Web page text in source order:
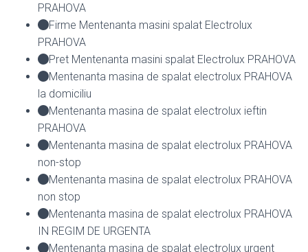
PRAHOVA
Firme Mentenanta masini spalat Electrolux
PRAHOVA
Pret Mentenanta masini spalat Electrolux PRAHOVA
Mentenanta masina de spalat electrolux PRAHOVA
la domiciliu
Mentenanta masina de spalat electrolux ieftin
PRAHOVA
Mentenanta masina de spalat electrolux PRAHOVA
non-stop
Mentenanta masina de spalat electrolux PRAHOVA
non stop
Mentenanta masina de spalat electrolux PRAHOVA
IN REGIM DE URGENTA
Mentenanta masina de spalat electrolux urgent